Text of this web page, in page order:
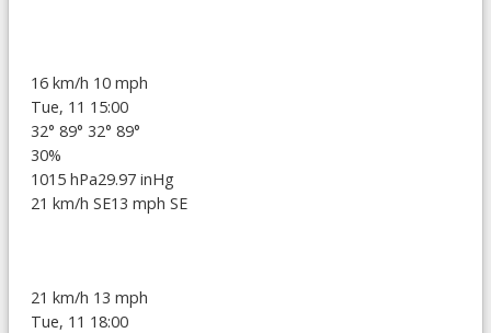
16 km/h 10 mph
Tue, 11 15:00
32° 89° 32° 89°
30%
1015 hPa29.97 inHg
21 km/h SE13 mph SE
21 km/h 13 mph
Tue, 11 18:00